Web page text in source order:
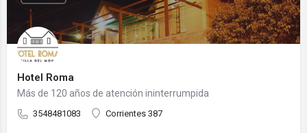
Hotel Roma
Más de 120 años de atención ininterrumpida
3548481083 Corrientes 387